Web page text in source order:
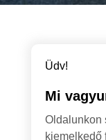
Üdv!
Mi
Oldalunkon
kiemelkedő